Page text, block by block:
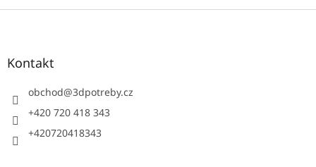
Z
Kontakt
obchod@3dpotreby.cz
+420 720 418 343
+420720418343